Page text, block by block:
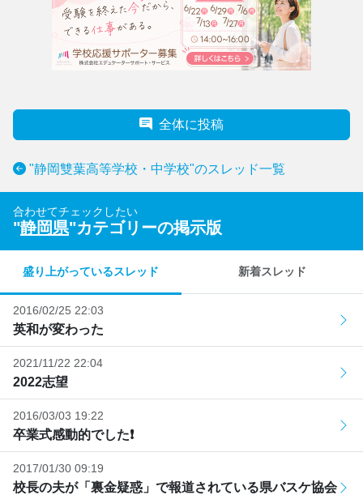
全体に投稿
"静岡雙葉高等学校・中学校"のスレッド一覧
合わせてチェックしたい
"静岡県"カテゴリーの掲示版
盛り上がっているスレッド 新着スレッド
2016/02/25 22:03
英和が変わった
2021/11/22 22:04
2022志望
2016/03/03 19:22
卒業式感動的でした❗
2017/01/30 09:19
校長の夫が「裏金疑惑」で報道されている県バスケ協会